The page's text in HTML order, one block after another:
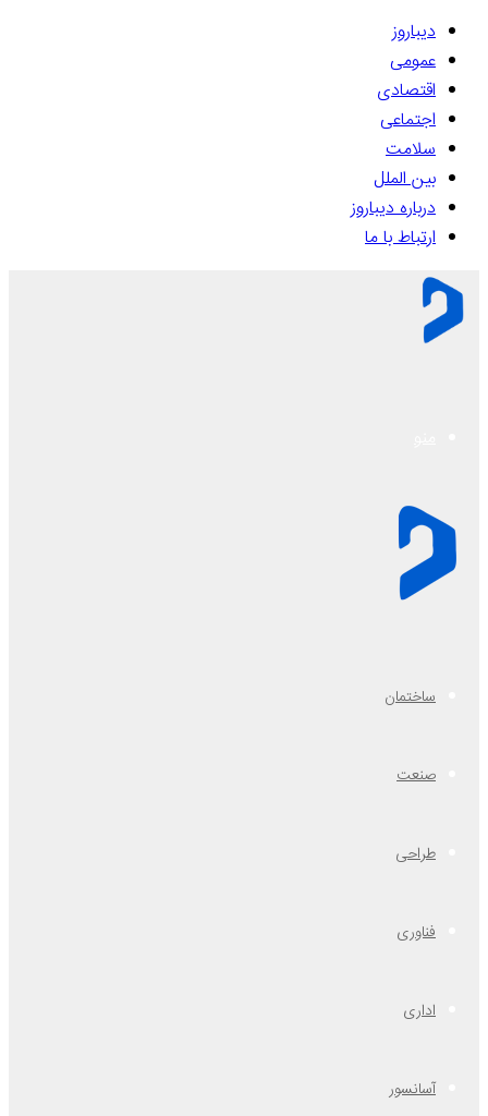
دیباروز
عمومی
اقتصادی
اجتماعی
سلامت
بین الملل
درباره دیباروز
ارتباط با ما
ساختمان
صنعت
طراحی
فناوری
اداری
آسانسور